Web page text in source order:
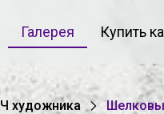
Галерея Купить
художника